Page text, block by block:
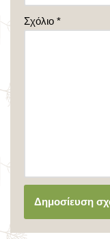
Σχόλιο *